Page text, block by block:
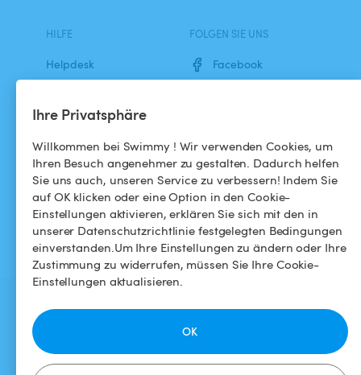
Ihre Privatsphäre
Willkommen bei Swimmy ! Wir verwenden Cookies, um
Ihren Besuch angenehmer zu gestalten. Dadurch helfen
Sie uns auch, unseren Service zu verbessern! Indem Sie
auf OK klicken oder eine Option in den Cookie-
Einstellungen aktivieren, erklären Sie sich mit den in
unserer Datenschutzrichtlinie festgelegten Bedingungen
einverstanden.Um Ihre Einstellungen zu ändern oder Ihre
Zustimmung zu widerrufen, müssen Sie Ihre Cookie-
Einstellungen aktualisieren.
OK
HILFE
Helpdesk
Geschäftsbedingungen
Datenschutzbestimmungen
Impressums
FOLGEN SIE UNS
Facebook